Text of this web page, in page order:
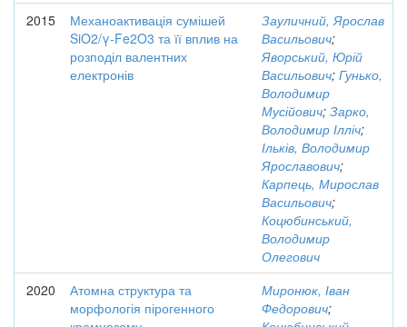
2015
Механоактивація сумішей
SiO2/γ-Fe2O3 та її вплив на
розподіл валентних
електронів
Зауличний, Ярослав
Васильович;
Яворський, Юрій
Васильович; Гунько,
Володимир
Мусійович; Зарко,
Володимир Ілліч;
Ільків, Володимир
Ярославович;
Карпець, Мирослав
Васильович;
Коцюбинський,
Володимир
Олегович
2020
Атомна структура та
морфологія пірогенного
Миронюк, Іван
Федорович;